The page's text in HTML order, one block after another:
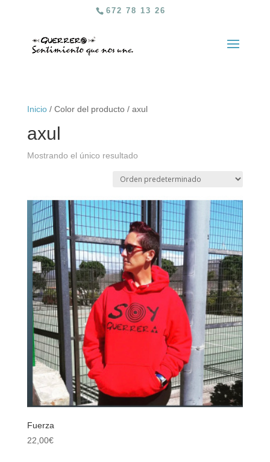
672 78 13 26
Inicio/ Color del producto / axul
axul
Mostrando el único resultado
Fuerza
22,00€